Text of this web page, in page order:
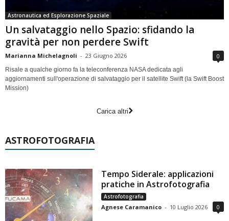
Astronautica ed Esplorazione Spaziale
Un salvataggio nello Spazio: sfidando la
gravità per non perdere Swift
Marianna Michelagnoli - 23 Giugno 2026 0
Risale a qualche giorno fa la teleconferenza NASA dedicata agli
aggiornamenti sull'operazione di salvataggio per il satellite Swift (la Swift Boost
Mission)
Carica altri
ASTROFOTOGRAFIA
Tempo Siderale: applicazioni
pratiche in Astrofotografia
Astrofotografia
Agnese Caramanico - 10 Luglio 2026 0